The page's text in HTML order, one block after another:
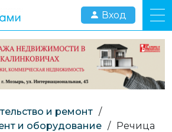
Вход
и ремонт /
и оборудование / Речица